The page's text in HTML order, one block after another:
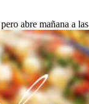
abre mañana a las